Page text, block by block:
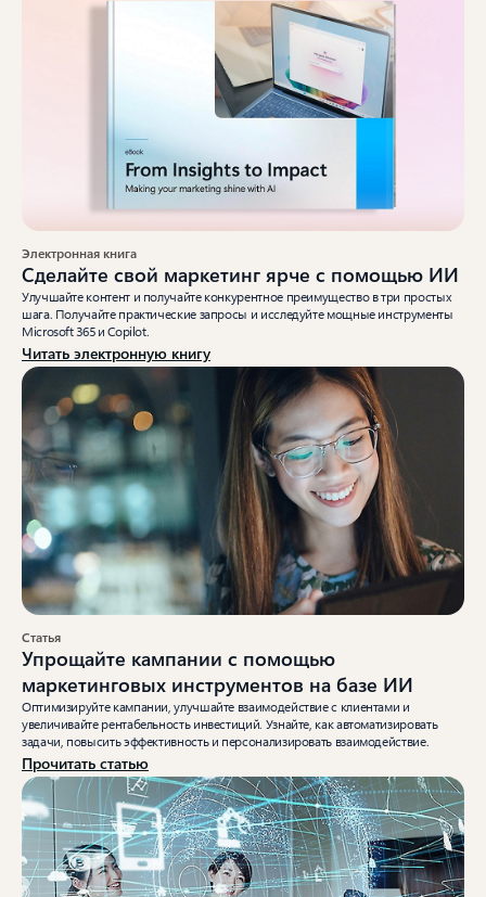
Электронная книга
Сделайте свой маркетинг ярче с помощью ИИ
Улучшайте контент и получайте конкурентное преимущество в три простых
шага. Получайте практические запросы и исследуйте мощные инструменты
Microsoft 365 и Copilot.
Читать электронную книгу
Статья
Упрощайте кампании с помощью
маркетинговых инструментов на базе ИИ
Оптимизируйте кампании, улучшайте взаимодействие с клиентами и
увеличивайте рентабельность инвестиций. Узнайте, как автоматизировать
задачи, повысить эффективность и персонализировать взаимодействие.
Прочитать статью